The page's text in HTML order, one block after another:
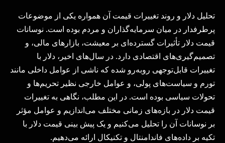
تحلیل دلار و روند تغییرات قیمت آن همواره یکی از موضوعات
پرطرفدار در میان سرمایه‌گذاران و مردم بوده است. نوسانات
قیمت دلار تأثیرات گسترده‌ای بر معیشت، بازارهای مالی، و
تصمیم‌گیری‌های اقتصادی دارد. در سال‌های اخیر، دلار با
تغییرات قابل‌توجهی روبه‌رو شده که ناشی از عوامل داخلی مانند
تورم و سیاست‌های پولی، و عوامل خارجی نظیر تحریم‌ها و
تحولات سیاسی بوده است. در این مطلب، نگاهی به تغییرات
قیمت دلار در بازه‌های زمانی مختلف می‌اندازیم و عوامل مؤثر
بر نوسانات آن را تحلیل می‌کنیم و یک پیش بینی قیمت دلار با
تکیه بر داده‌های فاندامنتال و تکنیکال ارائه می‌دهیم.